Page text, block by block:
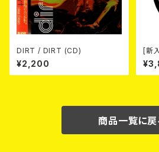
DIRT / DIRT (CD)
¥2,200
[新
商品一覧に戻